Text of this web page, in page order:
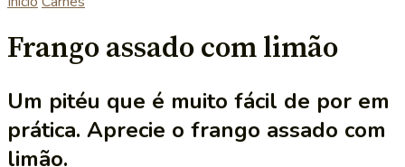
Frango assado com limão
Um pitéu que é muito fácil de por em
prática. Aprecie o frango assado com
limão.